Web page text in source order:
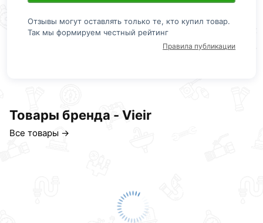
Отзывы могут оставлять только те, кто купил товар.
Так мы формируем честный рейтинг
Правила публикации
Товары бренда - Vieir
Все товары →